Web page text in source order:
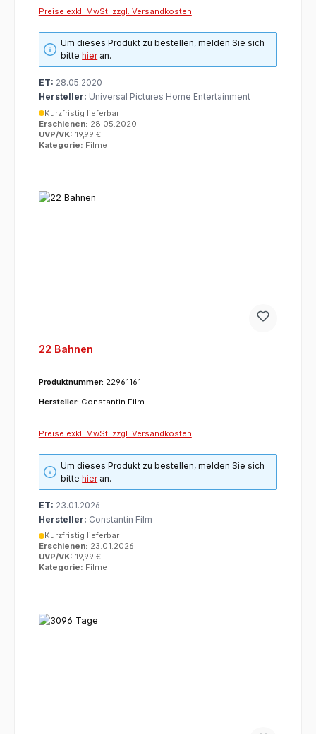
Preise exkl. MwSt. zzgl. Versandkosten
Um dieses Produkt zu bestellen, melden Sie sich
bittehieran.
ET: 28.05.2020
Hersteller: Universal Pictures Home Entertainment
Kurzfristig lieferbar
Erschienen: 28.05.2020
UVP/VK: 19,99 €
Kategorie: Filme
22 Bahnen
Produktnummer: 22961161
Hersteller: Constantin Film
Preise exkl. MwSt. zzgl. Versandkosten
Um dieses Produkt zu bestellen, melden Sie sich
bittehieran.
ET: 23.01.2026
Hersteller: Constantin Film
Kurzfristig lieferbar
Erschienen: 23.01.2026
UVP/VK: 19,99 €
Kategorie: Filme